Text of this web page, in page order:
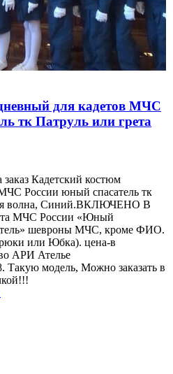
для кадетов МЧС
тк Патруль или грета
Кадетский костюм
России юный спасатель тк
волна, Синий.ВКЛЮЧЕНО В
МЧС России «Юный
шевроны МЧС, кроме ФИО.
или Юбка). цена-в
АРИ Ателье
модель, Mожно заказать в